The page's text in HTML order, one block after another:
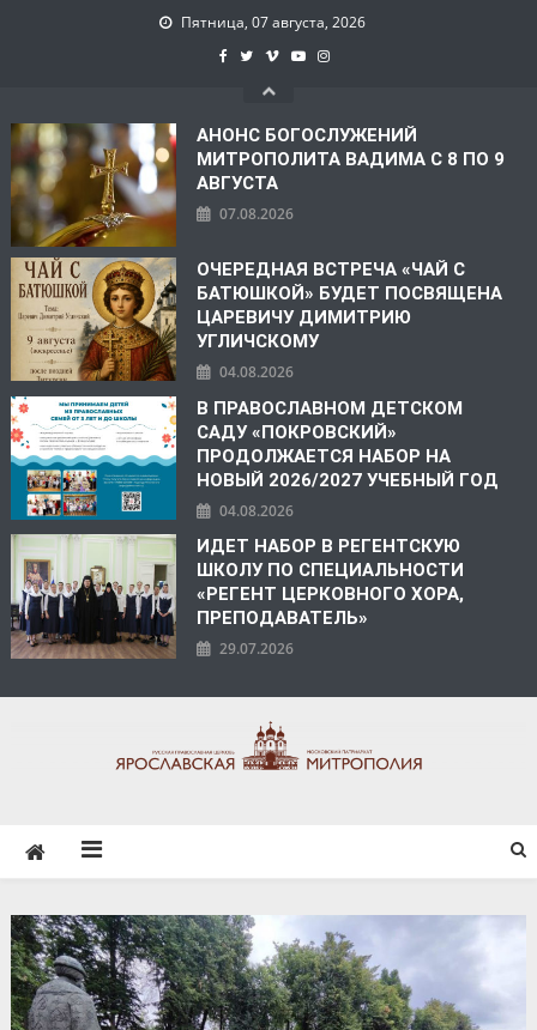
Пятница, 07 августа, 2026
АНОНС БОГОСЛУЖЕНИЙ
МИТРОПОЛИТА ВАДИМА С 8 ПО 9
АВГУСТА
07.08.2026
ОЧЕРЕДНАЯ ВСТРЕЧА «ЧАЙ С
БАТЮШКОЙ» БУДЕТ ПОСВЯЩЕНА
ЦАРЕВИЧУ ДИМИТРИЮ
УГЛИЧСКОМУ
04.08.2026
В ПРАВОСЛАВНОМ ДЕТСКОМ
САДУ «ПОКРОВСКИЙ»
ПРОДОЛЖАЕТСЯ НАБОР НА
НОВЫЙ 2026/2027 УЧЕБНЫЙ ГОД
04.08.2026
ИДЕТ НАБОР В РЕГЕНТСКУЮ
ШКОЛУ ПО СПЕЦИАЛЬНОСТИ
«РЕГЕНТ ЦЕРКОВНОГО ХОРА,
ПРЕПОДАВАТЕЛЬ»
29.07.2026